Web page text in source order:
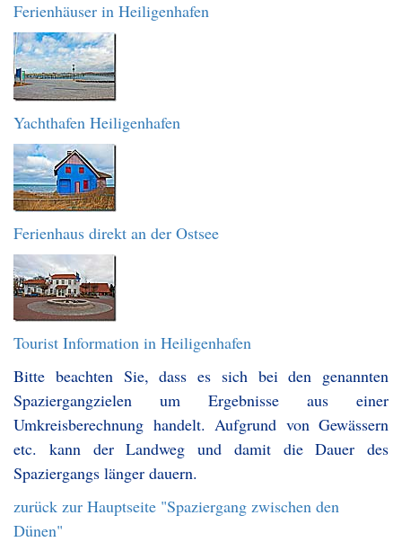
Ferienhäuser in Heiligenhafen
Yachthafen Heiligenhafen
Ferienhaus direkt an der Ostsee
Tourist Information in Heiligenhafen
Bitte beachten Sie, dass es sich bei den genannten
Spaziergangzielen um Ergebnisse aus einer
Umkreisberechnung handelt. Aufgrund von Gewässern
etc. kann der Landweg und damit die Dauer des
Spaziergangs länger dauern.
zurück zur Hauptseite "Spaziergang zwischen den
Dünen"